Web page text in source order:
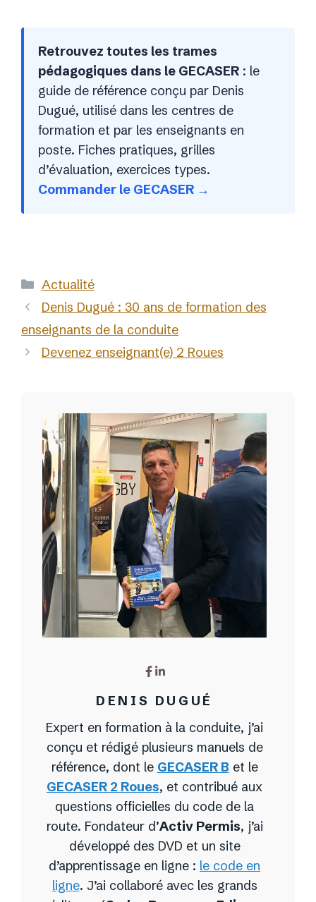
Retrouvez toutes les trames
pédagogiques dans le GECASER : le
guide de référence conçu par Denis
Dugué, utilisé dans les centres de
formation et par les enseignants en
poste. Fiches pratiques, grilles
d’évaluation, exercices types.
Commander le GECASER →
Catégories
Actualité
Denis Dugué : 30 ans de formation des
enseignants de la conduite
Devenez enseignant(e) 2 Roues
DENIS DUGUÉ
Expert en formation à la conduite, j’ai
conçu et rédigé plusieurs manuels de
référence, dont le GECASER B et le
GECASER 2 Roues, et contribué aux
questions officielles du code de la
route. Fondateur d’Activ Permis, j’ai
développé des DVD et un site
d’apprentissage en ligne : le code en
ligne. J’ai collaboré avec les grands